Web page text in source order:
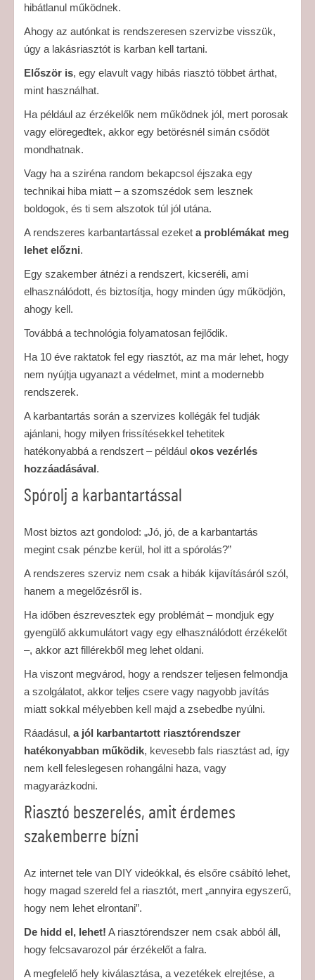
hibátlanul működnek.
Ahogy az autónkat is rendszeresen szervizbe visszük,
úgy a lakásriasztót is karban kell tartani.
Először is, egy elavult vagy hibás riasztó többet árthat,
mint használhat.
Ha például az érzékelők nem működnek jól, mert porosak
vagy elöregedtek, akkor egy betörésnél simán csődöt
mondhatnak.
Vagy ha a sziréna random bekapcsol éjszaka egy
technikai hiba miatt – a szomszédok sem lesznek
boldogok, és ti sem alszotok túl jól utána.
A rendszeres karbantartással ezeket a problémákat meg
lehet előzni.
Egy szakember átnézi a rendszert, kicseréli, ami
elhasználódott, és biztosítja, hogy minden úgy működjön,
ahogy kell.
Továbbá a technológia folyamatosan fejlődik.
Ha 10 éve raktatok fel egy riasztót, az ma már lehet, hogy
nem nyújtja ugyanazt a védelmet, mint a modernebb
rendszerek.
A karbantartás során a szervizes kollégák fel tudják
ajánlani, hogy milyen frissítésekkel tehetitek
hatékonyabbá a rendszert – például okos vezérlés
hozzáadásával.
Spórolj a karbantartással
Most biztos azt gondolod: „Jó, jó, de a karbantartás
megint csak pénzbe kerül, hol itt a spórolás?”
A rendszeres szerviz nem csak a hibák kijavításáról szól,
hanem a megelőzésről is.
Ha időben észrevesztek egy problémát – mondjuk egy
gyengülő akkumulátort vagy egy elhasználódott érzékelőt
–, akkor azt fillérekből meg lehet oldani.
Ha viszont megvárod, hogy a rendszer teljesen felmondja
a szolgálatot, akkor teljes csere vagy nagyobb javítás
miatt sokkal mélyebben kell majd a zsebedbe nyúlni.
Ráadásul, a jól karbantartott riasztórendszer
hatékonyabban működik, kevesebb fals riasztást ad, így
nem kell feleslegesen rohangálni haza, vagy
magyarázkodni.
Riasztó beszerelés, amit érdemes
szakemberre bízni
Az internet tele van DIY videókkal, és elsőre csábító lehet,
hogy magad szereld fel a riasztót, mert „annyira egyszerű,
hogy nem lehet elrontani”.
De hidd el, lehet! A riasztórendszer nem csak abból áll,
hogy felcsavarozol pár érzékelőt a falra.
A megfelelő hely kiválasztása, a vezetékek elrejtése, a